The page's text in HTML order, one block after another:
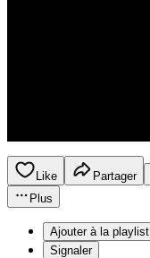
Like Partager
Plus
Ajouter à la playlist
Signaler